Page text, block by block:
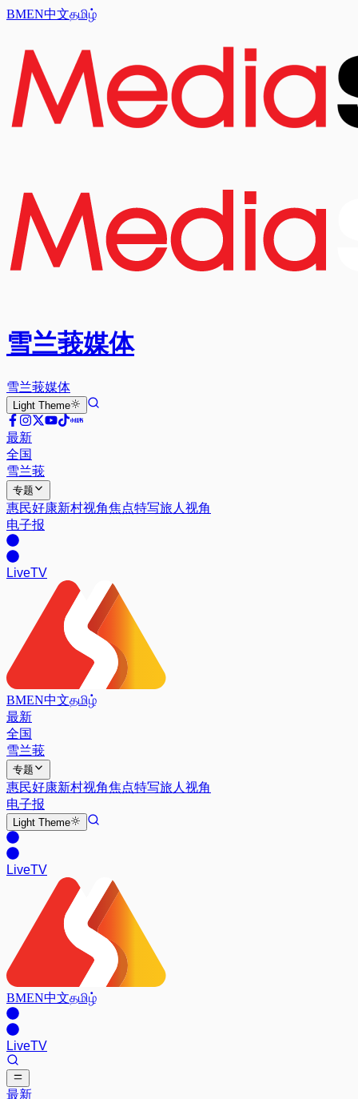
BMEN中文தமிழ்
雪兰莪媒体
雪兰莪媒体
Light Theme
最新
全国
雪兰莪
专题
惠民好康新村视角焦点特写旅人视角
电子报
LiveTV
BMEN中文தமிழ்
最新
全国
雪兰莪
专题
惠民好康新村视角焦点特写旅人视角
电子报
Light Theme
LiveTV
BMEN中文தமிழ்
LiveTV
最新